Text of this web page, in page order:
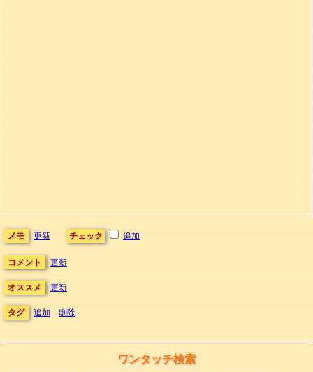
メモ 更新 チェック 追加
コメント 更新
オススメ 更新
タグ 追加 削除
ワンタッチ検索